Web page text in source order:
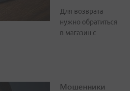
Для возврата
нужно обратиться
в магазин с
Мошенники